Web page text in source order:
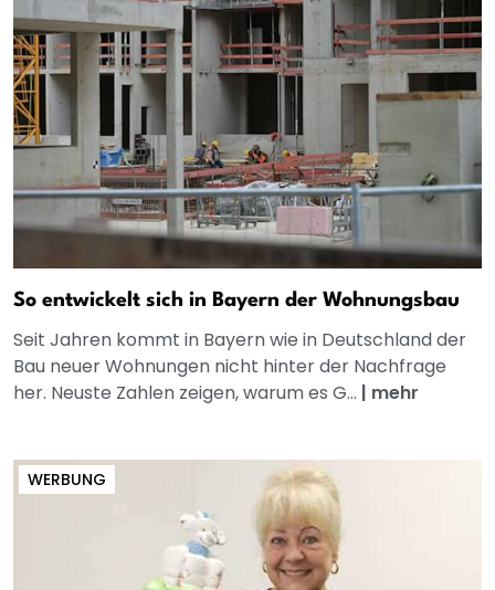
So entwickelt sich in Bayern der Wohnungsbau
Seit Jahren kommt in Bayern wie in Deutschland der
Bau neuer Wohnungen nicht hinter der Nachfrage
her. Neuste Zahlen zeigen, warum es G... | mehr
WERBUNG